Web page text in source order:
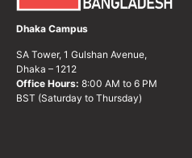
Dhaka Campus
SA Tower, 1 Gulshan Avenue,
Dhaka – 1212
Office Hours: 8:00 AM to 6 PM
BST (Saturday to Thursday)